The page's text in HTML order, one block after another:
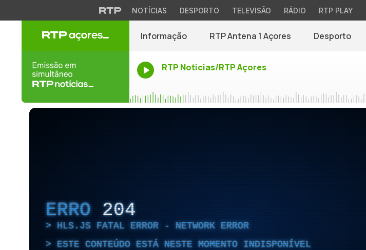
NOTÍCIAS DESPORTO TELEVISÃO RÁDIO RTP PLAY
Informação RTP Antena 1 Açores Desporto
RTP Noticias/RTP Açores
ERRO 204
HLS.JS FATAL ERROR - NETWORK ERROR
ESTE CONTEÚDO ESTÁ NESTE MOMENTO INDISPONÍVEL